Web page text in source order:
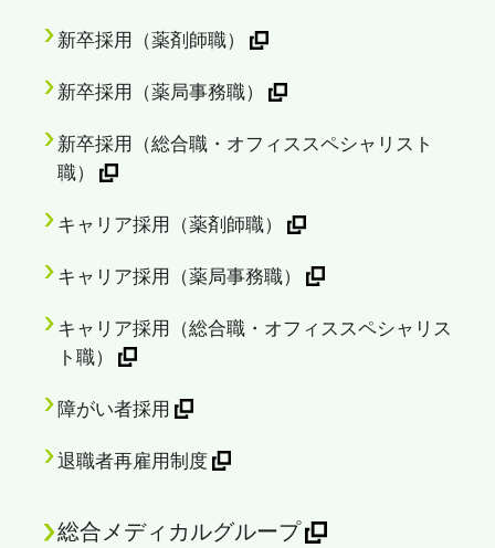
新卒採用（薬剤師職）
新卒採用（薬局事務職）
新卒採用（総合職・オフィススペシャリスト
職）
キャリア採用（薬剤師職）
キャリア採用（薬局事務職）
キャリア採用（総合職・オフィススペシャリス
ト職）
障がい者採用
退職者再雇用制度
総合メディカルグループ